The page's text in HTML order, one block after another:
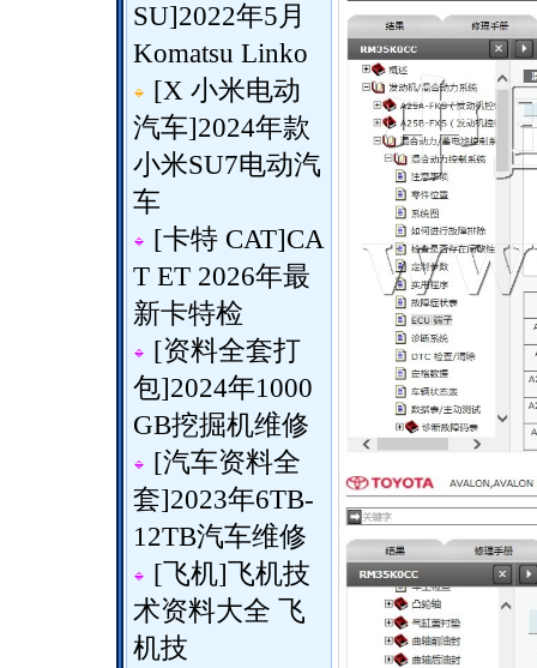
SU]2022年5月
Komatsu Linko
[X 小米电动
汽车]2024年款
小米SU7电动汽
车
[卡特 CAT]CA
T ET 2026年最
新卡特检
[资料全套打
包]2024年1000
GB挖掘机维修
[汽车资料全
套]2023年6TB-
12TB汽车维修
[飞机]飞机技
术资料大全 飞
机技